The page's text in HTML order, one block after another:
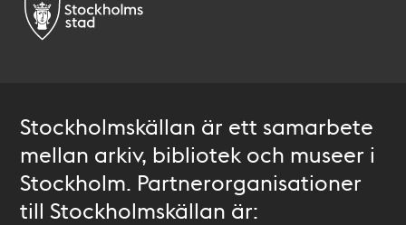
Stockholmskällan är ett samarbete
mellan arkiv, bibliotek och museer i
Stockholm. Partnerorganisationer
till Stockholmskällan är: